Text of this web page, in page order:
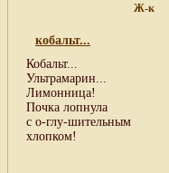
Ж-к
кобальт...
Кобальт...
Ультрамарин...
Лимонница!
Почка лопнула
с о-глу-шительным
хлопком!